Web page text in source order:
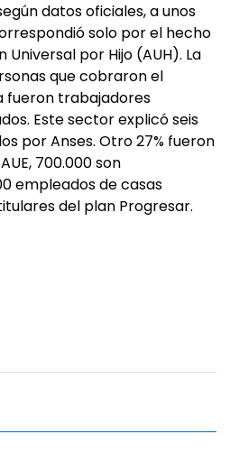
datos oficiales, a unos
solo por el hecho
por Hijo (AUH). La
que cobraron el
fueron trabajadores
Este sector explicó seis
por Anses. Otro 27% fueron
700.000 son
empleados de casas
del plan Progresar.